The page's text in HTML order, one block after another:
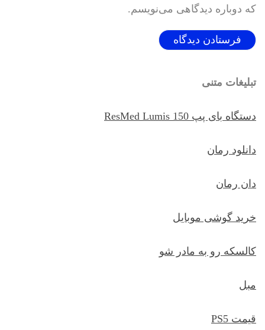
که دوباره دیدگاهی می‌نویسم.
تبلیغات متنی
دستگاه بای پپ ResMed Lumis 150
دانلود رمان
دان رمان
خرید گوشی موبایل
کالسکه رو به مادر شو
مبل
قیمت PS5